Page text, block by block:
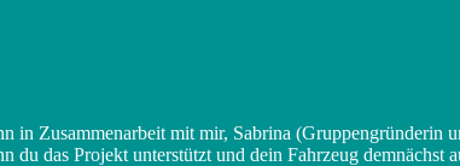
in Zusammenarbeit mit mir, Sabrina (Gruppengründerin
das Projekt unterstützt und dein Fahrzeug demnächst